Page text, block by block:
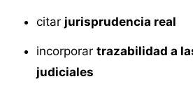
citar jurisprudencia real
incorporar trazabilidad a
judiciales